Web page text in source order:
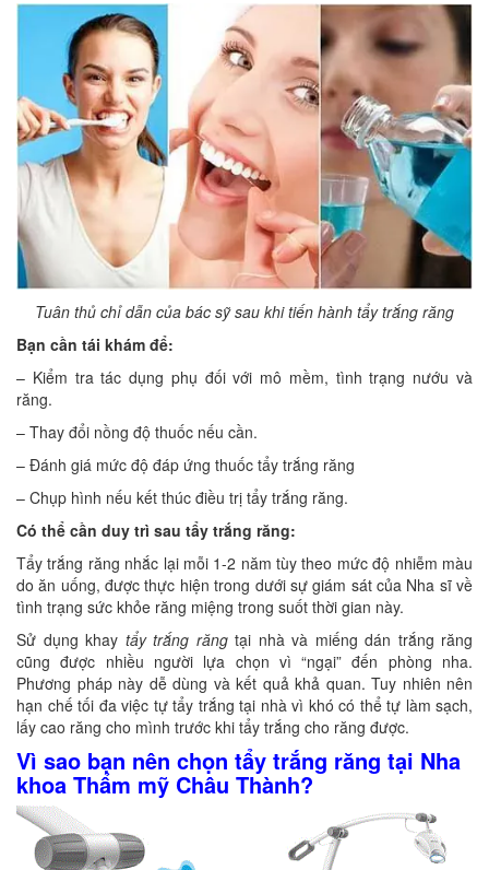
Tuân thủ chỉ dẫn của bác sỹ sau khi tiến hành tẩy trắng răng
Bạn cần tái khám để:
– Kiểm tra tác dụng phụ đối với mô mềm, tình trạng nướu và
răng.
– Thay đổi nồng độ thuốc nếu cần.
– Đánh giá mức độ đáp ứng thuốc tẩy trắng răng
– Chụp hình nếu kết thúc điều trị tẩy trắng răng.
Có thể cần duy trì sau tẩy trắng răng:
Tẩy trắng răng nhắc lại mỗi 1-2 năm tùy theo mức độ nhiễm màu
do ăn uống, được thực hiện trong dưới sự giám sát của Nha sĩ về
tình trạng sức khỏe răng miệng trong suốt thời gian này.
Sử dụng khay tẩy trắng răngtại nhà và miếng dán trắng răng
cũng được nhiều người lựa chọn vì “ngại” đến phòng nha.
Phương pháp này dễ dùng và kết quả khả quan. Tuy nhiên nên
hạn chế tối đa việc tự tẩy trắng tại nhà vì khó có thể tự làm sạch,
lấy cao răng cho mình trước khi tẩy trắng cho răng được.
Vì sao bạn nên chọn tẩy trắng răng tại Nha
khoa Thẩm mỹ Châu Thành?